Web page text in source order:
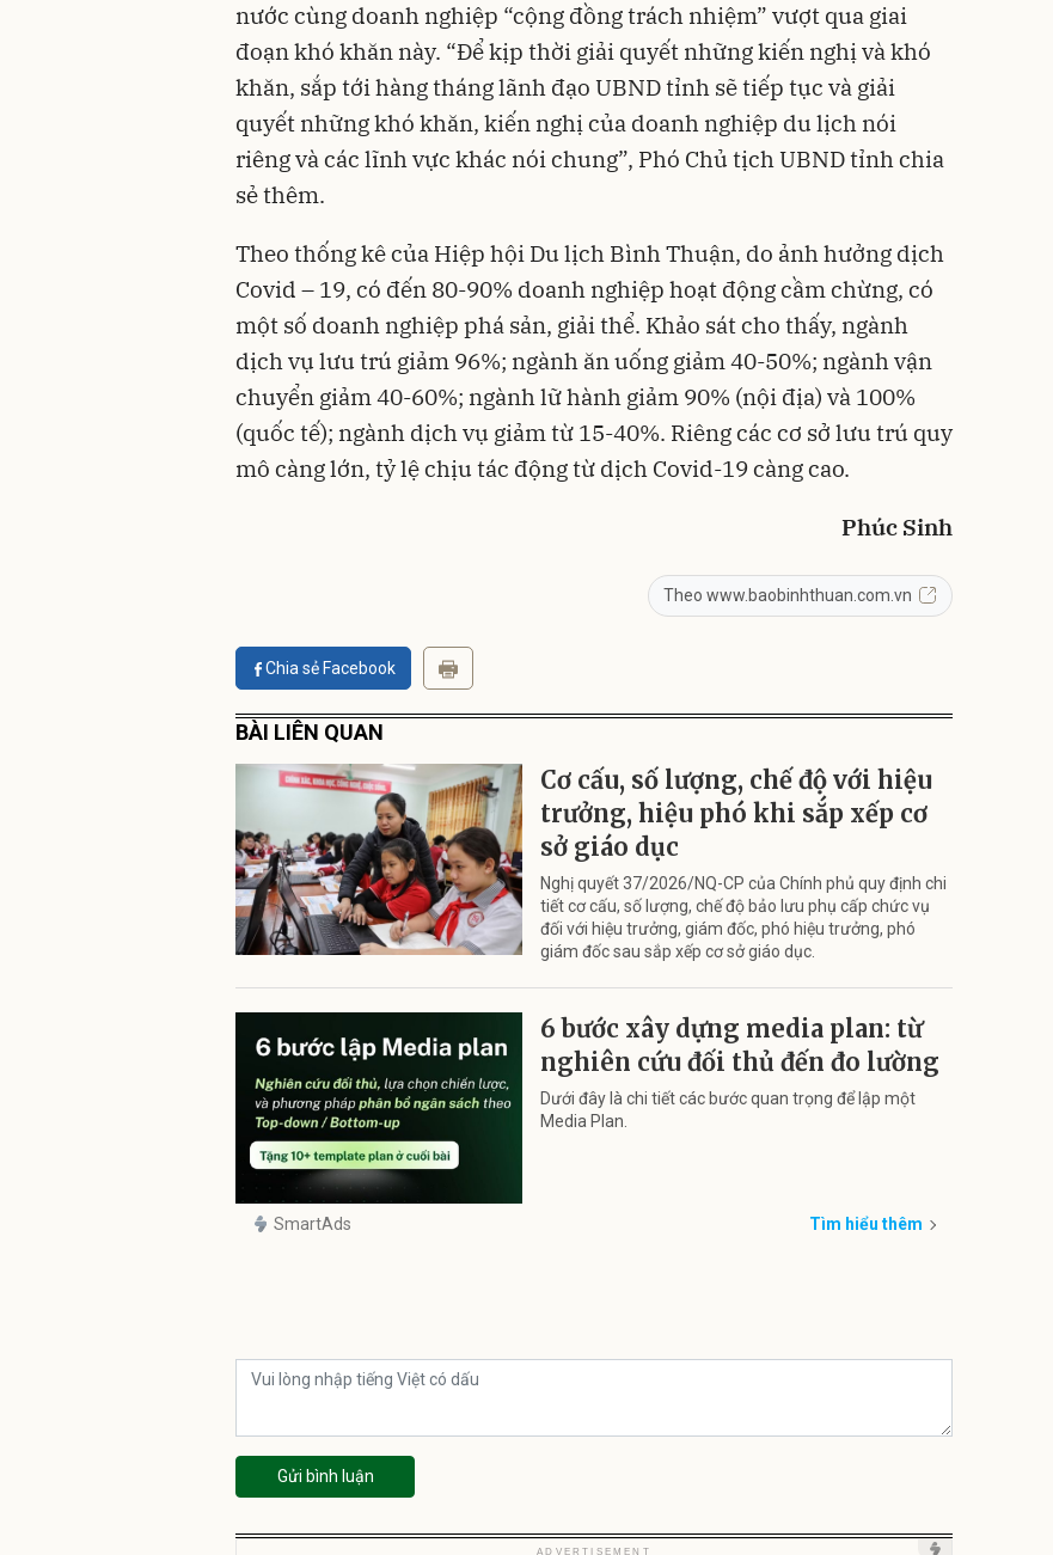
nước cùng doanh nghiệp “cộng đồng trách nhiệm” vượt qua giai
đoạn khó khăn này. “Để kịp thời giải quyết những kiến nghị và khó
khăn, sắp tới hàng tháng lãnh đạo UBND tỉnh sẽ tiếp tục và giải
quyết những khó khăn, kiến nghị của doanh nghiệp du lịch nói
riêng và các lĩnh vực khác nói chung”, Phó Chủ tịch UBND tỉnh chia
sẻ thêm.
Theo thống kê của Hiệp hội Du lịch Bình Thuận, do ảnh hưởng dịch
Covid – 19, có đến 80-90% doanh nghiệp hoạt động cầm chừng, có
một số doanh nghiệp phá sản, giải thể. Khảo sát cho thấy, ngành
dịch vụ lưu trú giảm 96%; ngành ăn uống giảm 40-50%; ngành vận
chuyển giảm 40-60%; ngành lữ hành giảm 90% (nội địa) và 100%
(quốc tế); ngành dịch vụ giảm từ 15-40%. Riêng các cơ sở lưu trú quy
mô càng lớn, tỷ lệ chịu tác động từ dịch Covid-19 càng cao.
Phúc Sinh
Theo www.baobinhthuan.com.vn
Chia sẻ Facebook
BÀI LIÊN QUAN
Cơ cấu, số lượng, chế độ với hiệu
trưởng, hiệu phó khi sắp xếp cơ
sở giáo dục
Nghị quyết 37/2026/NQ-CP của Chính phủ quy định chi
tiết cơ cấu, số lượng, chế độ bảo lưu phụ cấp chức vụ
đối với hiệu trưởng, giám đốc, phó hiệu trưởng, phó
giám đốc sau sắp xếp cơ sở giáo dục.
6 bước xây dựng media plan: từ
nghiên cứu đối thủ đến đo lường
Dưới đây là chi tiết các bước quan trọng để lập một
Media Plan.
SmartAds Tìm hiểu thêm
Gửi bình luận
ADVERTISEMENT Unmute